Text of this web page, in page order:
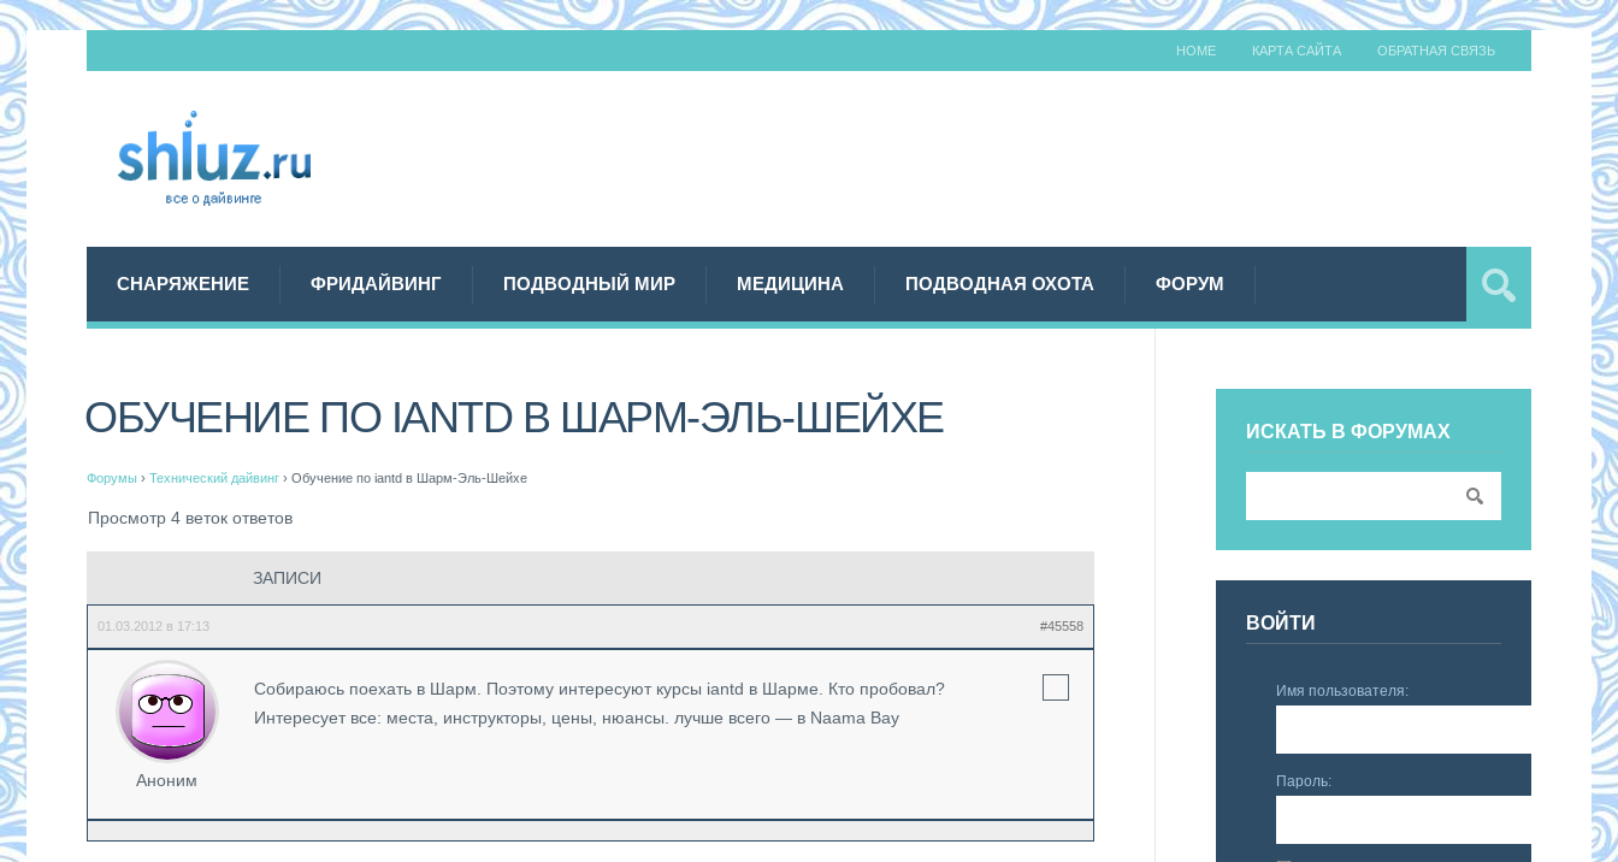
HOME КАРТА САЙТА ОБРАТНАЯ СВЯЗЬ
СНАРЯЖЕНИЕ ФРИДАЙВИНГ ПОДВОДНЫЙ МИР МЕДИЦИНА ПОДВОДНАЯ ОХОТА ФОРУМ
ОБУЧЕНИЕ ПО IANTD В ШАРМ-ЭЛЬ-ШЕЙХЕ
Форумы › Технический дайвинг › Обучение по iantd в Шарм-Эль-Шейхе
Просмотр 4 веток ответов
ЗАПИСИ
01.03.2012 в 17:13 #45558
Аноним
Собираюсь поехать в Шарм. Поэтому интересуют курсы iantd в Шарме. Кто пробовал?
Интересует все: места, инструкторы, цены, нюансы. лучше всего — в Naama Bay
ИСКАТЬ В ФОРУМАХ
ВОЙТИ
Имя пользователя:
Пароль: